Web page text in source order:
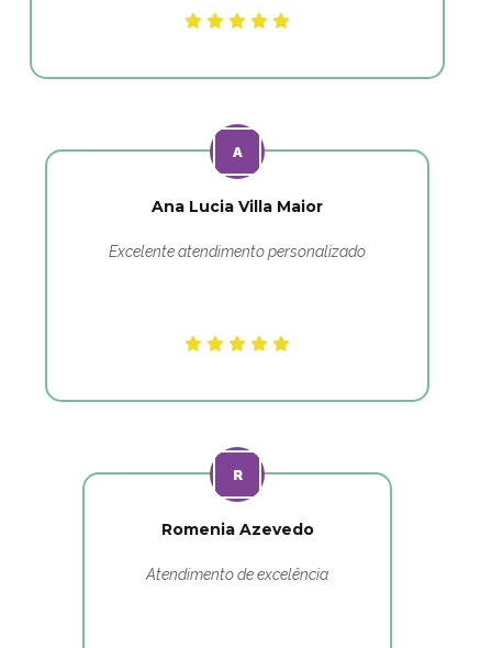
Ana Lucia Villa Maior
Excelente atendimento personalizado
Romenia Azevedo
Atendimento de excelência